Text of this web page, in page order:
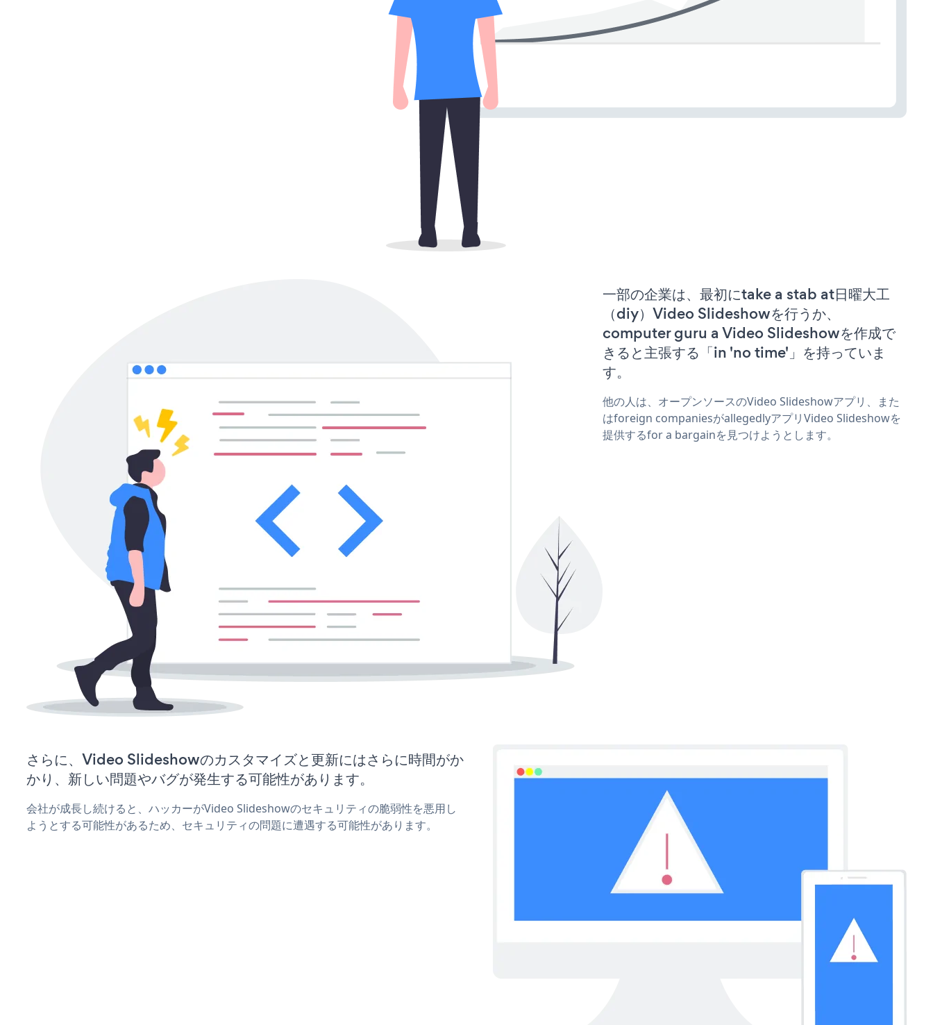
一部の企業は、最初にtake a stab at日曜大工
（diy）Video Slideshowを行うか、
computer guru a Video Slideshowを作成で
きると主張する「in 'no time'」を持っていま
す。
他の人は、オープンソースのVideo Slideshowアプリ、また
はforeign companiesがallegedlyアプリVideo Slideshowを
提供するfor a bargainを見つけようとします。
さらに、Video Slideshowのカスタマイズと更新にはさらに時間がか
かり、新しい問題やバグが発生する可能性があります。
会社が成長し続けると、ハッカーがVideo Slideshowのセキュリティの脆弱性を悪用し
ようとする可能性があるため、セキュリティの問題に遭遇する可能性があります。